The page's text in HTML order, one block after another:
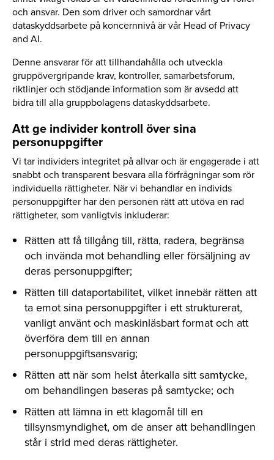
och ansvar. Den som driver och samordnar vårt
dataskyddsarbete på koncernnivå är vår Head of Privacy
and AI.
Denne ansvarar för att tillhandahålla och utveckla
gruppövergripande krav, kontroller, samarbetsforum,
riktlinjer och stödjande information som är avsedd att
bidra till alla gruppbolagens dataskyddsarbete.
Att ge individer kontroll över sina
personuppgifter
Vi tar individers integritet på allvar och är engagerade i att
snabbt och transparent besvara alla förfrågningar som rör
individuella rättigheter. När vi behandlar en individs
personuppgifter har den personen rätt att utöva en rad
rättigheter, som vanligtvis inkluderar:
Rätten att få tillgång till, rätta, radera, begränsa
och invända mot behandling eller försäljning av
deras personuppgifter;
Rätten till dataportabilitet, vilket innebär rätten att
ta emot sina personuppgifter i ett strukturerat,
vanligt använt och maskinläsbart format och att
överföra dem till en annan
personuppgiftsansvarig;
Rätten att när som helst återkalla sitt samtycke,
om behandlingen baseras på samtycke; och
Rätten att lämna in ett klagomål till en
tillsynsmyndighet, om de anser att behandlingen
står i strid med deras rättigheter.